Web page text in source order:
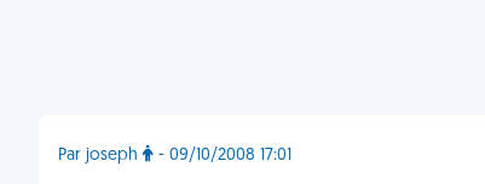
Par joseph - 09/10/2008 17:01